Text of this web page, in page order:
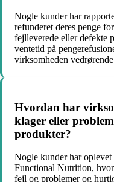
Nogle kunder har
refunderet deres penge
fejlleverede eller defekte
ventetid på
virksomheden
Hvordan har
klager eller
produkter?
Nogle kunder har
Functional Nutrition,
fejl og problemer og